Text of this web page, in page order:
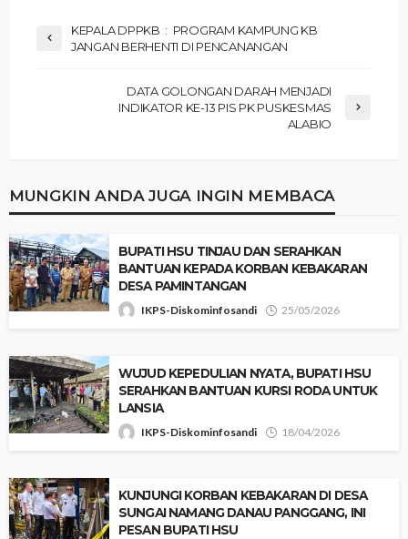
KEPALA DPPKB : PROGRAM KAMPUNG KB
JANGAN BERHENTI DI PENCANANGAN
DATA GOLONGAN DARAH MENJADI
INDIKATOR KE-13 PIS PK PUSKESMAS
ALABIO
MUNGKIN ANDA JUGA INGIN MEMBACA
‎BUPATI HSU TINJAU DAN SERAHKAN
BANTUAN KEPADA KORBAN KEBAKARAN
DESA PAMINTANGAN
IKPS-Diskominfosandi 25/05/2026
‎WUJUD KEPEDULIAN NYATA, BUPATI HSU
SERAHKAN BANTUAN KURSI RODA UNTUK
LANSIA
IKPS-Diskominfosandi 18/04/2026
‎KUNJUNGI KORBAN KEBAKARAN DI DESA
SUNGAI NAMANG DANAU PANGGANG, INI
PESAN BUPATI HSU